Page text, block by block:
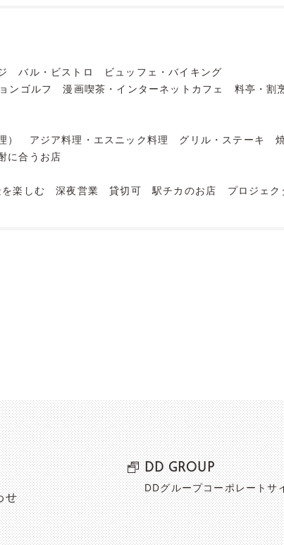
バル・ビストロ
ビュッフェ・バイキング
ンゴルフ 漫画喫茶・インターネットカフェ 料亭・割
） アジア料理・エスニック料理 グリル・ステーキ
に合うお店
楽しむ 深夜営業 貸切可 駅チカのお店 プロジェク
せ
DD GROUP
DDグループコーポレートサ